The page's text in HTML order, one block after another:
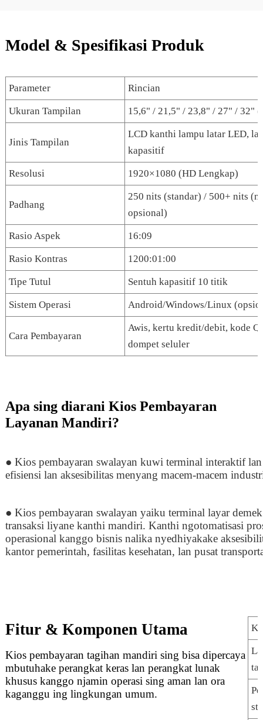
Model & Spesifikasi Produk
Parameter Rincian
Ukuran Tampilan 15,6" / 21,5" / 23,8" / 27" / 32"
Jinis Tampilan
LCD kanthi lampu latar LED,
kapasitif
Resolusi 1920×1080 (HD Lengkap)
Padhang
250 nits (standar) / 500+ nits
opsional)
Rasio Aspek 16:09
Rasio Kontras 1200:01:00
Tipe Tutul Sentuh kapasitif 10 titik
Sistem Operasi Android/Windows/Linux
Cara Pembayaran
Awis, kertu kredit/debit, kode
dompet seluler
Apa sing diarani Kios Pembayaran
Layanan Mandiri?
● Kios pembayaran swalayan kuwi terminal interaktif
efisiensi lan aksesibilitas menyang macem-macem
● Kios pembayaran swalayan yaiku terminal layar
transaksi liyane kanthi mandiri. Kanthi ngotomatisasi
operasional kanggo bisnis nalika nyedhiyakake
kantor pemerintah, fasilitas kesehatan, lan pusat
Fitur & Komponen Utama
Kios pembayaran tagihan mandiri sing bisa dipercaya
mbutuhake perangkat keras lan perangkat lunak
khusus kanggo njamin operasi sing aman lan ora
kaganggu ing lingkungan umum.